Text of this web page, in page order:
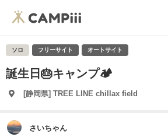
ソロ フリーサイト オートサイト
誕生日🎂キャンプ🏕️
[静岡県] TREE LINE chillax field
さいちゃん